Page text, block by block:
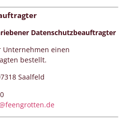
Datenschutzbeauftragter
einen
bestellt.
Saalfeld